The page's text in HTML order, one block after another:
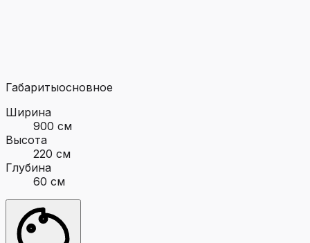
Габаритыосновное
Ширина
900 см
Высота
220 см
Глубина
60 см